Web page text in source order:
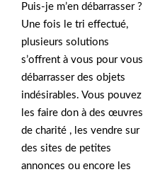
Puis-je m’en débarrasser ?
Une fois le tri effectué,
plusieurs solutions
s’offrent à vous pour vous
débarrasser des objets
indésirables. Vous pouvez
les faire don à des œuvres
de charité , les vendre sur
des sites de petites
annonces ou encore les